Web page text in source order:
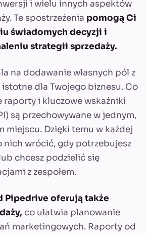
i wielu innych aspektów
Te spostrzeżenia pomogą Ci
świadomych decyzji i
strategii sprzedaży.
na dodawanie własnych pól z
dla Twojego biznesu. Co
raporty i kluczowe wskaźniki
są przechowywane w jednym,
miejscu. Dzięki temu w każdej
nich wrócić, gdy potrzebujesz
chcesz podzielić się
z zespołem.
Pipedrive oferują także
co ułatwia planowanie
marketingowych. Raporty od